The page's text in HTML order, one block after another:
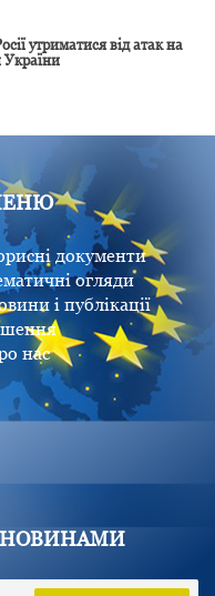
утриматися від атак на
України
документи
огляди
і публікації
нас
НОВИНАМИ